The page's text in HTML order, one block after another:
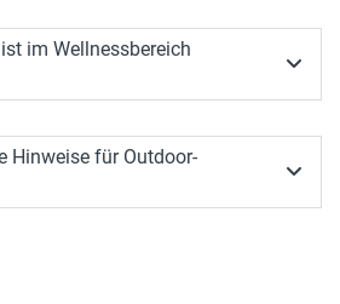
im Wellnessbereich

Hinweise für Outdoor-
